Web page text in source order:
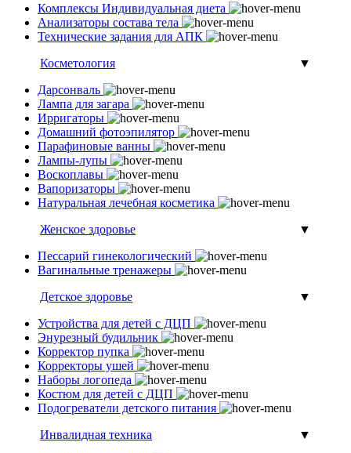
Комплексы Индивидуальная диета
Анализаторы состава тела
Технические задания для АПК
Косметология
▼
Дарсонваль
Лампа для загара
Ирригаторы
Домашний фотоэпилятор
Парафиновые ванны
Лампы-лупы
Воскоплавы
Вапоризаторы
Натуральная лечебная косметика
Женское здоровье
▼
Пессарий гинекологический
Вагинальные тренажеры
Детское здоровье
▼
Устройства для детей с ДЦП
Энурезный будильник
Корректор пупка
Корректоры ушей
Наборы логопеда
Костюм для детей с ДЦП
Подогреватели детского питания
Инвалидная техника
▼